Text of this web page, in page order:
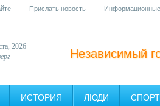
Прислать новость
Независимый
2026
ИСТОРИЯ ЛЮДИ СПОРТ